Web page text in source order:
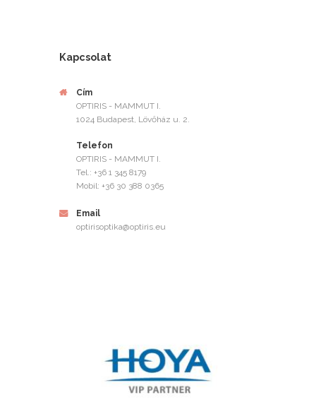
Kapcsolat
Cím
OPTIRIS - MAMMUT I.
1024 Budapest, Lövőház u. 2.
Telefon
OPTIRIS - MAMMUT I.
Tel.: +36 1 345 8179
Mobil: +36 30 388 0365
Email
optirisoptika@optiris.eu